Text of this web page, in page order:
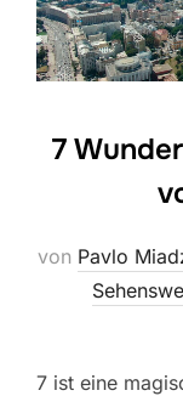
7
von Pavlo
7 ist eine